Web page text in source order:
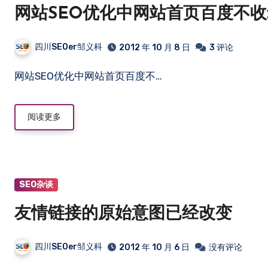
网站SEO优化中网站首页百度不
四川SEOer邹义科 2012 年 10 月 8 日 3 评论
网站SEO优化中网站首页百度不…
阅读更多
SEO杂谈
友情链接的原始意图已经改变
四川SEOer邹义科 2012 年 10 月 6 日 没有评论